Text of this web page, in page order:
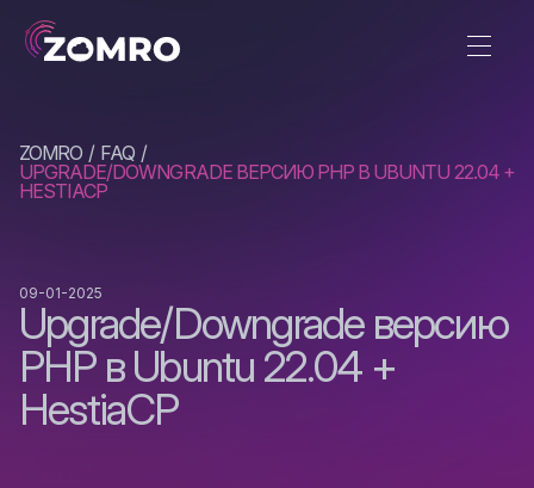
ZOMRO
FAQ
UPGRADE/DOWNGRADE ВЕРСИЮ PHP В UBUNTU 22.04 +
HESTIACP
Upgrade/Downgrade версию
PHP в Ubuntu 22.04 +
HestiaCP
09-01-2025